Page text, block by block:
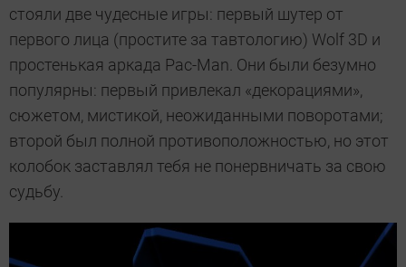
стояли две чудесные игры: первый шутер от
первого лица (простите за тавтологию) Wolf 3D и
простенькая аркада Pac-Man. Они были безумно
популярны: первый привлекал «декорациями»,
сюжетом, мистикой, неожиданными поворотами;
второй был полной противоположностью, но этот
колобок заставлял тебя не понервничать за свою
судьбу.